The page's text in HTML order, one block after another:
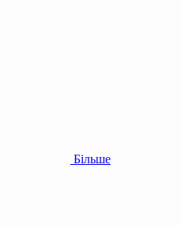
Більше